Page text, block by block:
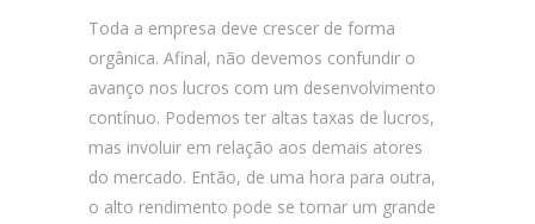
Toda a empresa deve crescer de forma
orgânica. Afinal, não devemos confundir o
avanço nos lucros com um desenvolvimento
contínuo. Podemos ter altas taxas de lucros,
mas involuir em relação aos demais atores
do mercado. Então, de uma hora para outra,
o alto rendimento pode se tornar um grande